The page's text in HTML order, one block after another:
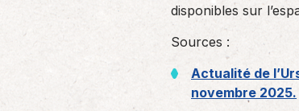
disponibles sur
Sources :
Actualité de
novembre 2025.